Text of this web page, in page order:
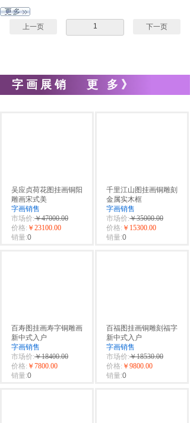
上一页 1 下一页
字画展销 更 多》
吴应贞荷花图挂画铜阳
雕画宋式美
字画销售
市场价:￥47000.00
价格: ￥23100.00
销量:0
千里江山图挂画铜雕刻
金属实木框
字画销售
市场价:￥35000.00
价格: ￥15300.00
销量:0
百寿图挂画寿字铜雕画
新中式入户
字画销售
市场价:￥18400.00
价格: ￥7800.00
销量:0
百福图挂画铜雕刻福字
新中式入户
字画销售
市场价:￥18530.00
价格: ￥9800.00
销量:0